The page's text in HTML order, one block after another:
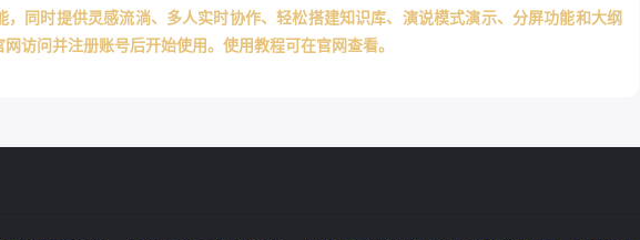
同时提供灵感流淌、多人实时协作、轻松搭建知识库、演说模式演示、分屏功能和大纲
访问并注册账号后开始使用。使用教程可在官网查看。